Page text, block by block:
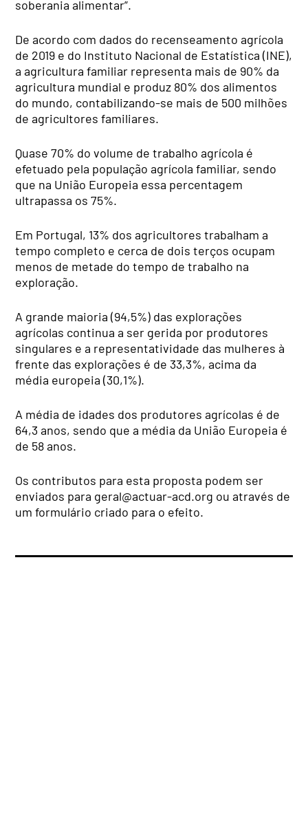
soberania alimentar”.
De acordo com dados do recenseamento agrícola
de 2019 e do Instituto Nacional de Estatística (INE),
a agricultura familiar representa mais de 90% da
agricultura mundial e produz 80% dos alimentos
do mundo, contabilizando-se mais de 500 milhões
de agricultores familiares.
Quase 70% do volume de trabalho agrícola é
efetuado pela população agrícola familiar, sendo
que na União Europeia essa percentagem
ultrapassa os 75%.
Em Portugal, 13% dos agricultores trabalham a
tempo completo e cerca de dois terços ocupam
menos de metade do tempo de trabalho na
exploração.
A grande maioria (94,5%) das explorações
agrícolas continua a ser gerida por produtores
singulares e a representatividade das mulheres à
frente das explorações é de 33,3%, acima da
média europeia (30,1%).
A média de idades dos produtores agrícolas é de
64,3 anos, sendo que a média da União Europeia é
de 58 anos.
Os contributos para esta proposta podem ser
enviados para geral@actuar-acd.org ou através de
um formulário criado para o efeito.